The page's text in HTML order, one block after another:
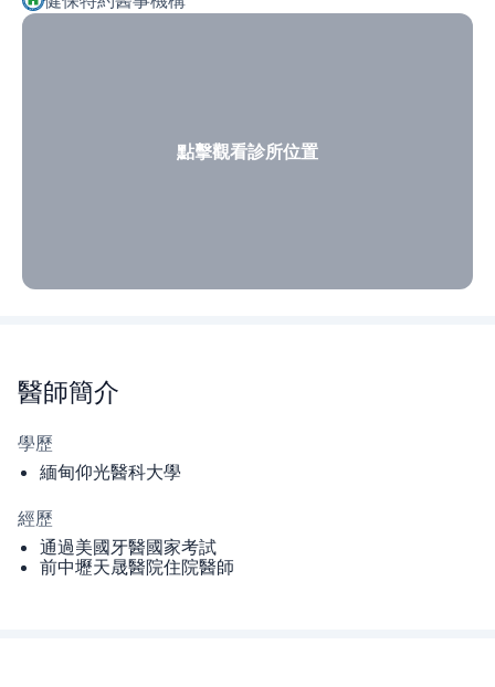
點擊觀看診所位置
醫師簡介
學歷
緬甸仰光醫科大學
經歷
通過美國牙醫國家考試
前中壢天晟醫院住院醫師